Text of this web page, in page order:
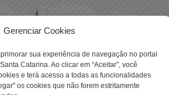
Gerenciar Cookies
sua experiência de navegação no portal
Catarina. Ao clicar em “Aceitar”, você
e terá acesso a todas as funcionalidades
os cookies que não forem estritamente